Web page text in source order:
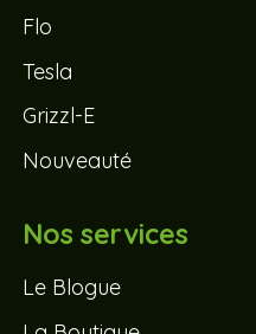
Flo
Tesla
Grizzl-E
Nouveauté
Nos services
Le Blogue